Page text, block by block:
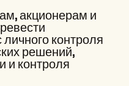
акционерам и
контроля
решений,
и контроля